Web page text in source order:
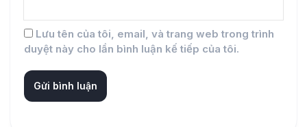
Lưu tên của tôi, email, và trang web trong trình
duyệt này cho lần bình luận kế tiếp của tôi.